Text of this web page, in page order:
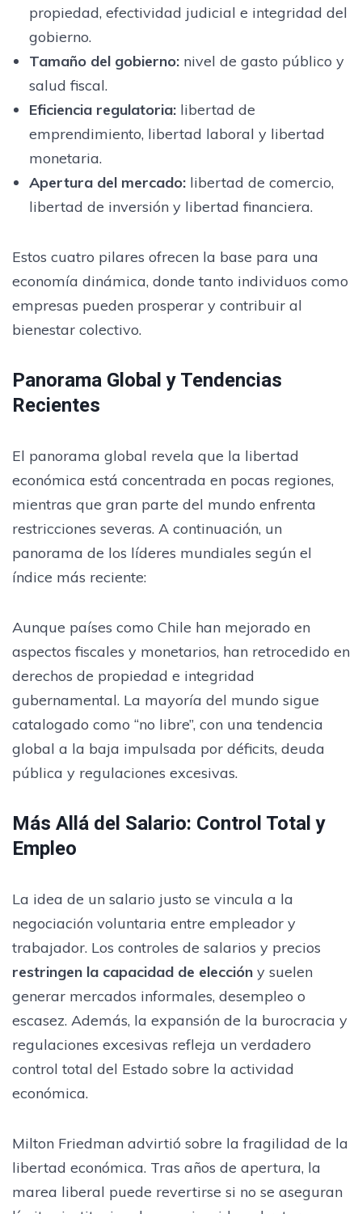
propiedad, efectividad judicial e integridad del
gobierno.
Tamaño del gobierno:nivel de gasto público y
salud fiscal.
Eficiencia regulatoria:libertad de
emprendimiento, libertad laboral y libertad
monetaria.
Apertura del mercado:libertad de comercio,
libertad de inversión y libertad financiera.
Estos cuatro pilares ofrecen la base para una
economía dinámica, donde tanto individuos como
empresas pueden prosperar y contribuir al
bienestar colectivo.
Panorama Global y Tendencias
Recientes
El panorama global revela que la libertad
económica está concentrada en pocas regiones,
mientras que gran parte del mundo enfrenta
restricciones severas. A continuación, un
panorama de los líderes mundiales según el
índice más reciente:
Aunque países como Chile han mejorado en
aspectos fiscales y monetarios, han retrocedido en
derechos de propiedad e integridad
gubernamental. La mayoría del mundo sigue
catalogado como “no libre”, con una tendencia
global a la baja impulsada por déficits, deuda
pública y regulaciones excesivas.
Más Allá del Salario: Control Total y
Empleo
La idea de un salario justo se vincula a la
negociación voluntaria entre empleador y
trabajador. Los controles de salarios y precios
restringen la capacidad de elección y suelen
generar mercados informales, desempleo o
escasez. Además, la expansión de la burocracia y
regulaciones excesivas refleja un verdadero
control total del Estado sobre la actividad
económica.
Milton Friedman advirtió sobre la fragilidad de la
libertad económica. Tras años de apertura, la
marea liberal puede revertirse si no se aseguran